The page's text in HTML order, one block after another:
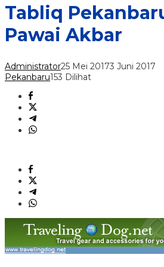
Tabliq
Pawai Akbar
Administrator25 Mei 20173 Juni 2017
Pekanbaru153 Dilihat